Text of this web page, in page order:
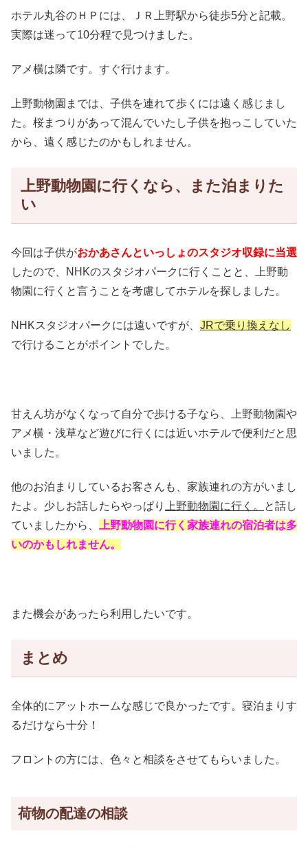
ホテル丸谷のＨＰには、ＪＲ上野駅から徒歩5分と記載。
実際は迷って10分程で見つけました。
アメ横は隣です。すぐ行けます。
上野動物園までは、子供を連れて歩くには遠く感じまし
た。桜まつりがあって混んでいたし子供を抱っこしていた
から、遠く感じたのかもしれません。
上野動物園に行くなら、また泊まりた
い
今回は子供がおかあさんといっしょのスタジオ収録に当選
したので、NHKのスタジオパークに行くことと、上野動
物園に行くと言うことを考慮してホテルを探しました。
NHKスタジオパークには遠いですが、 JRで乗り換えなし
で行けることがポイントでした。
甘えん坊がなくなって自分で歩ける子なら、上野動物園や
アメ横・浅草など遊びに行くには近いホテルで便利だと思
いました。
他のお泊まりしているお客さんも、家族連れの方がいまし
たよ。少しお話したらやっぱり 上野動物園に行く。
と話し
ていましたから、 上野動物園に行く家族連れの宿泊者は多
いのかもしれません。
また機会があったら利用したいです。
まとめ
全体的にアットホームな感じで良かったです。寝泊まりす
るだけなら十分！
フロントの方には、色々と相談をさせてもらいました。
荷物の配達の相談